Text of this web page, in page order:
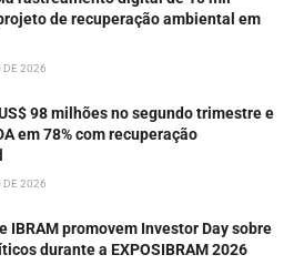
de recuperação ambiental em
DE 2026
98 milhões no segundo trimestre e
em 78% com recuperação
DE 2026
IBRAM promovem Investor Day sobre
durante a EXPOSIBRAM 2026